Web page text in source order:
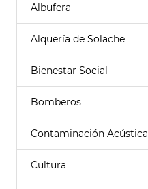
Albufera
Alquería de Solache
Bienestar Social
Bomberos
Contaminación Acústica
Cultura